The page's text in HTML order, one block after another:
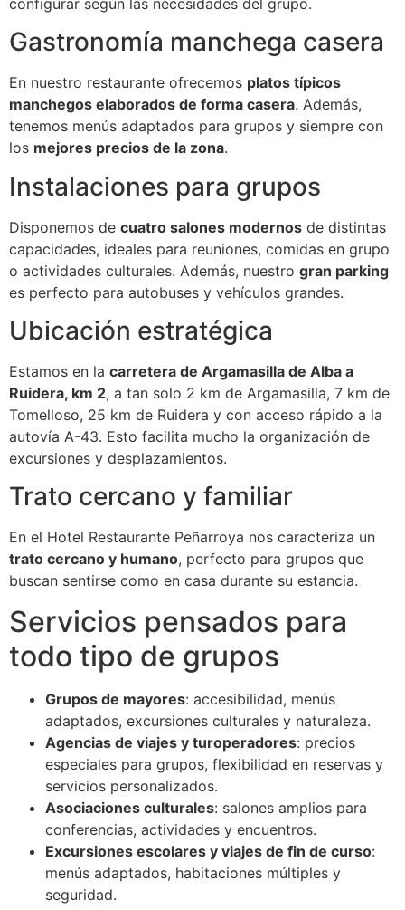
Gastronomía manchega casera
En nuestro restaurante ofrecemos platos típicos
manchegos elaborados de forma casera. Además,
tenemos menús adaptados para grupos y siempre con
los mejores precios de la zona.
Instalaciones para grupos
Disponemos de cuatro salones modernos de distintas
capacidades, ideales para reuniones, comidas en grupo
o actividades culturales. Además, nuestro gran parking
es perfecto para autobuses y vehículos grandes.
Ubicación estratégica
Estamos en la carretera de Argamasilla de Alba a
Ruidera, km 2, a tan solo 2 km de Argamasilla, 7 km de
Tomelloso, 25 km de Ruidera y con acceso rápido a la
autovía A-43. Esto facilita mucho la organización de
excursiones y desplazamientos.
Trato cercano y familiar
En el Hotel Restaurante Peñarroya nos caracteriza un
trato cercano y humano, perfecto para grupos que
buscan sentirse como en casa durante su estancia.
Servicios pensados para
todo tipo de grupos
Grupos de mayores: accesibilidad, menús
adaptados, excursiones culturales y naturaleza.
Agencias de viajes y turoperadores: precios
especiales para grupos, flexibilidad en reservas y
servicios personalizados.
Asociaciones culturales: salones amplios para
conferencias, actividades y encuentros.
Excursiones escolares y viajes de fin de curso:
menús adaptados, habitaciones múltiples y
seguridad.